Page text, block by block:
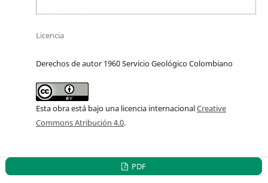
Licencia
Derechos de autor 1960 Servicio Geológico Colombiano
Esta obra está bajo una licencia internacionalCreative
Commons Atribución 4.0.
PDF